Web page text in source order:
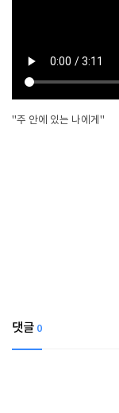
"주 안에 있는 나에게"
댓글 0